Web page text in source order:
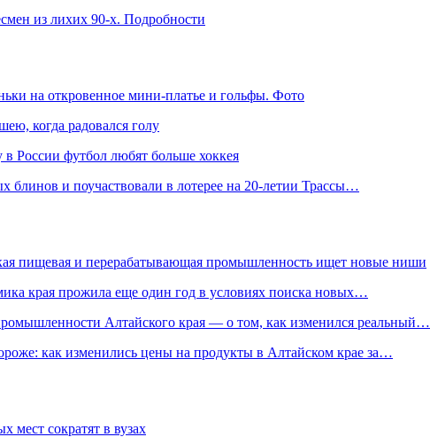
из лихих 90-х. Подробности
на откровенное мини-платье и гольфы. Фото
когда радовался голу
в России футбол любят больше хоккея
блинов и поучаствовали в лотерее на 20-летии Трассы…
пищевая и перерабатывающая промышленность ищет новые ниши
края прожила еще один год в условиях поиска новых…
Алтайского края — о том, как изменился реальный…
как изменились цены на продукты в Алтайском крае за…
мест сократят в вузах